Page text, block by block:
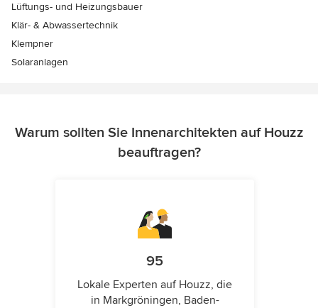
Lüftungs- und Heizungsbauer
Klär- & Abwassertechnik
Klempner
Solaranlagen
Warum sollten Sie Innenarchitekten auf Houzz
beauftragen?
95
Lokale Experten auf Houzz, die
in Markgröningen, Baden-